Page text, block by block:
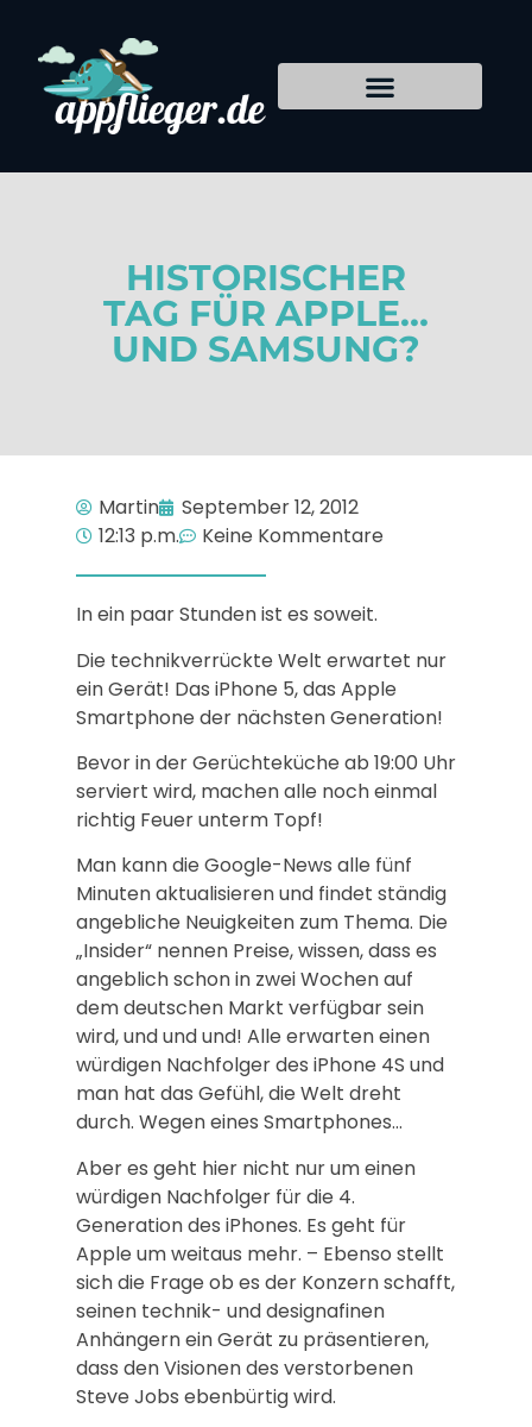
HISTORISCHER
TAG FÜR APPLE…
UND SAMSUNG?
Martin
September 12, 2012
12:13 p.m.
Keine Kommentare
In ein paar Stunden ist es soweit.
Die technikverrückte Welt erwartet nur
ein Gerät! Das iPhone 5, das Apple
Smartphone der nächsten Generation!
Bevor in der Gerüchteküche ab 19:00 Uhr
serviert wird, machen alle noch einmal
richtig Feuer unterm Topf!
Man kann die Google-News alle fünf
Minuten aktualisieren und findet ständig
angebliche Neuigkeiten zum Thema. Die
„Insider“ nennen Preise, wissen, dass es
angeblich schon in zwei Wochen auf
dem deutschen Markt verfügbar sein
wird, und und und! Alle erwarten einen
würdigen Nachfolger des iPhone 4S und
man hat das Gefühl, die Welt dreht
durch. Wegen eines Smartphones…
Aber es geht hier nicht nur um einen
würdigen Nachfolger für die 4.
Generation des iPhones. Es geht für
Apple um weitaus mehr. – Ebenso stellt
sich die Frage ob es der Konzern schafft,
seinen technik- und designafinen
Anhängern ein Gerät zu präsentieren,
dass den Visionen des verstorbenen
Steve Jobs ebenbürtig wird.